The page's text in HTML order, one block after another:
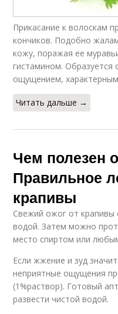
Прикасание к волоскам
кончиков. Подобно
кожу, поражая ее
гистамином. Образуется
ощущением,
Читать дальше →
Чем полезен
Правильное
крапивы
Свежий ожог от крапивы
водой. Затем можно
место спиртом или
Если жжение и зуд
неприятные ощущения
(1%раствор). Готовый
развести чистой водой.